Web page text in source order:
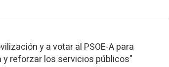
y a votar al PSOE-A para
y reforzar los servicios públicos"